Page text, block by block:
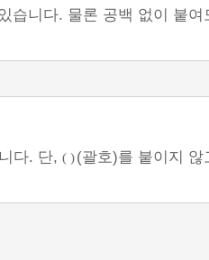
습니다. 물론 공백 없이 붙
다. 단,( )(괄호)를 붙이지 않